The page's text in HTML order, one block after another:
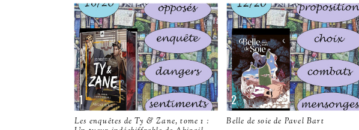
Les enquêtes de Ty & Zane, tome 1 :
Belle de soie de Pavel Bart